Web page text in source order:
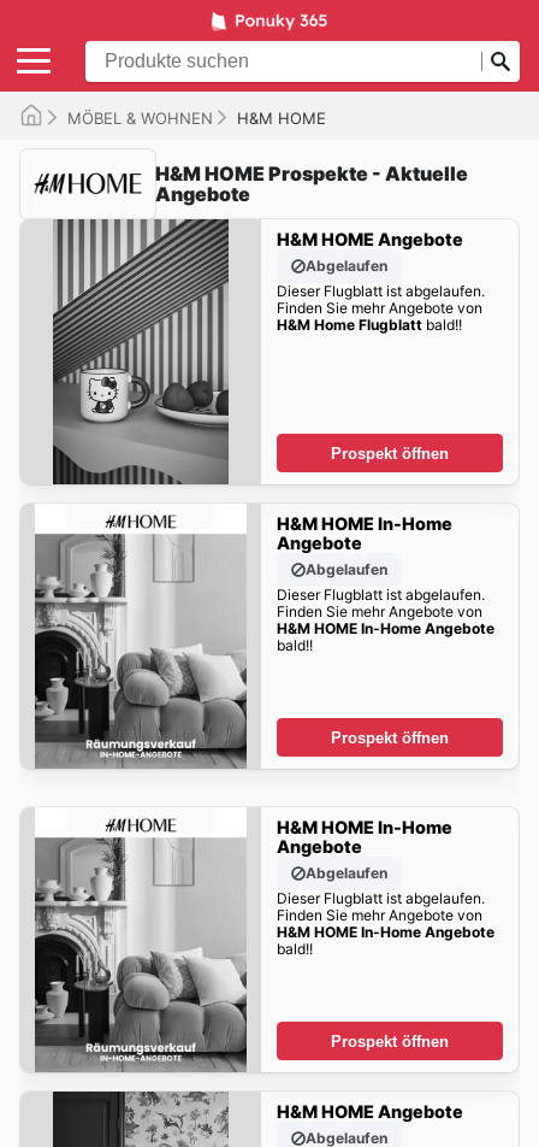
MÖBEL & WOHNEN H&M HOME
H&M HOME Prospekte - Aktuelle
Angebote
H&M HOME Angebote
Abgelaufen
Dieser Flugblatt ist abgelaufen.
Finden Sie mehr Angebote von
H&M Home Flugblattbald!!
Prospekt öffnen
H&M HOME In-Home
Angebote
Abgelaufen
Dieser Flugblatt ist abgelaufen.
Finden Sie mehr Angebote von
H&M HOME In-Home Angebote
bald!!
Prospekt öffnen
H&M HOME In-Home
Angebote
Abgelaufen
Dieser Flugblatt ist abgelaufen.
Finden Sie mehr Angebote von
H&M HOME In-Home Angebote
bald!!
Prospekt öffnen
H&M HOME Angebote
Abgelaufen